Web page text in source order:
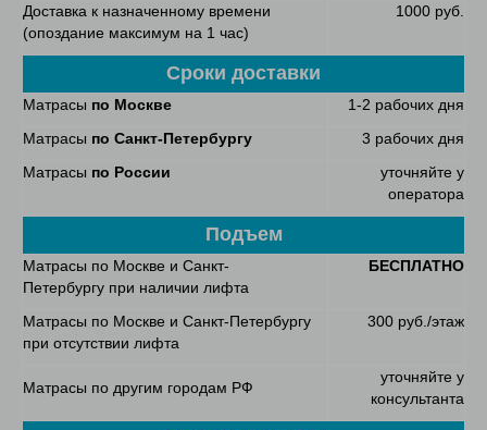
Доставка к назначенному времени
(опоздание максимум на 1 час)
1000 руб.
Сроки доставки
Матрасы по Москве
1-2 рабочих дня
Матрасы по Санкт-Петербургу
3 рабочих дня
Матрасы по России
уточняйте у
оператора
Подъем
Матрасы по Москве и Санкт-
Петербургу при наличии лифта
БЕСПЛАТНО
Матрасы по Москве и Санкт-Петербургу
при отсутствии лифта
300 руб./этаж
Матрасы по другим городам РФ
уточняйте у
консультанта